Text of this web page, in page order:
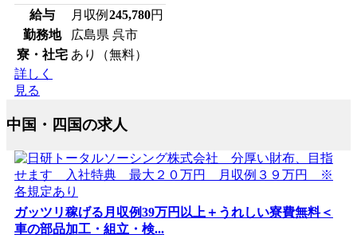
給与 月収例 245,780円
勤務地
広島県 呉市
寮・社宅 あり（無料）
詳しく
見る
中国・四国の求人
ガッツリ稼げる月収例39万円以上＋うれしい寮費無料＜
車の部品加工・組立・検...